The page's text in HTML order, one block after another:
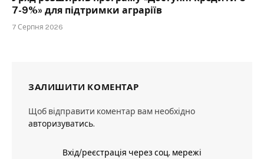
7-9%» для підтримки аграріїв
7 Серпня 2026
ЗАЛИШИТИ КОМЕНТАР
Щоб відправити коментар вам необхідно
авторизуватись.
Вхід/реєстрація через соц. мережі